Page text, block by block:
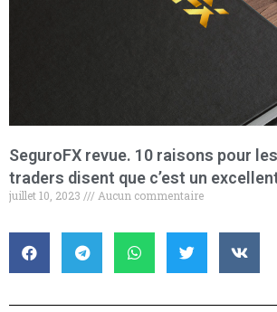
SeguroFX revue. 10 raisons pour
traders disent que c’est un
juillet 10, 2023 Aucun commentaire